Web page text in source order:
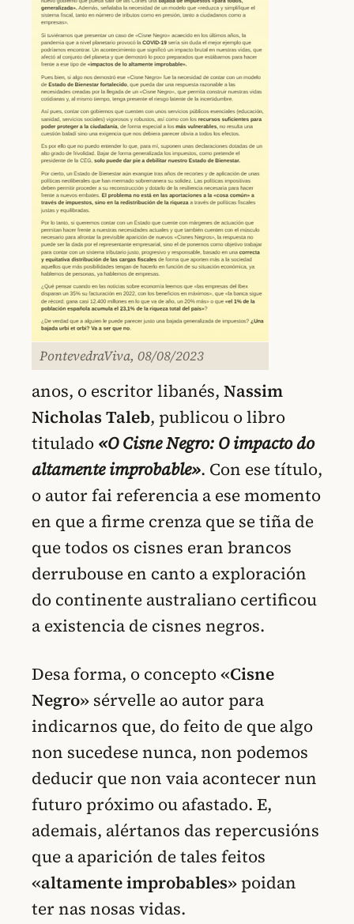
PontevedraViva, 08/08/2023
anos, o escritor libanés, Nassim
Nicholas Taleb, publicou o libro
titulado «O Cisne Negro: O impacto do
altamente improbable». Con ese título,
o autor fai referencia a ese momento
en que a firme crenza que se tiña de
que todos os cisnes eran brancos
derrubouse en canto a exploración
do continente australiano certificou
a existencia de cisnes negros.
Desa forma, o concepto«Cisne
Negro» sérvelle ao autor para
indicarnos que, do feito de que algo
non sucedese nunca, non podemos
deducir que non vaia acontecer nun
futuro próximo ou afastado. E,
ademais, alértanos das repercusións
que a aparición de tales feitos
«altamente improbables» poidan
ter nas nosas vidas.